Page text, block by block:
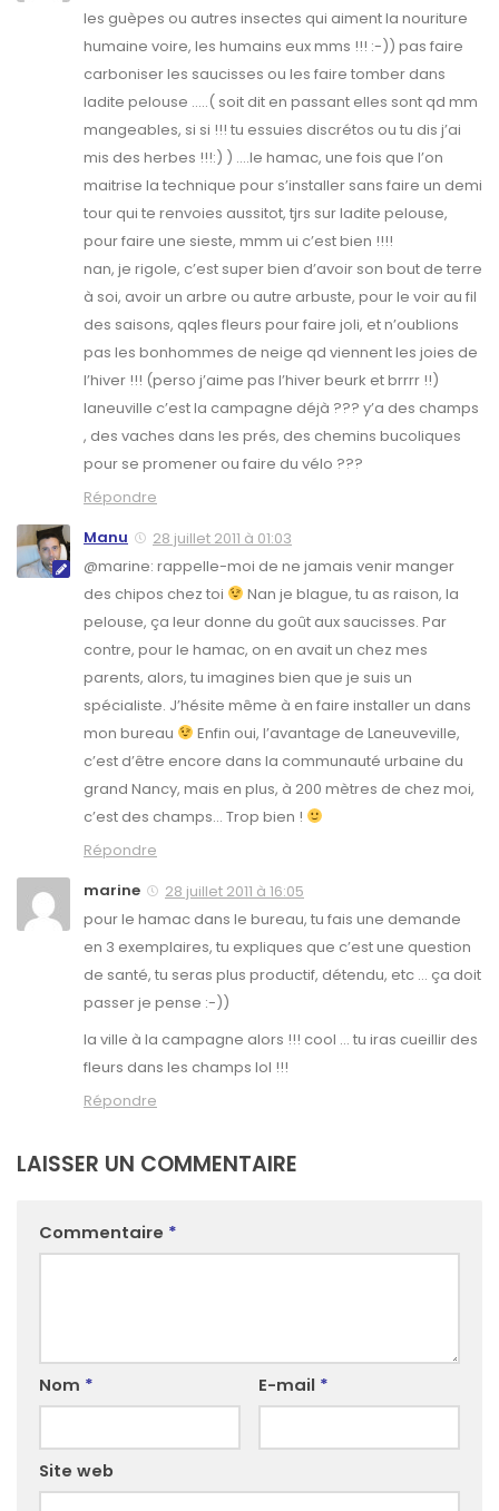
les guèpes ou autres insectes qui aiment la nouriture
humaine voire, les humains eux mms !!! :-)) pas faire
carboniser les saucisses ou les faire tomber dans
ladite pelouse …..( soit dit en passant elles sont qd mm
mangeables, si si !!! tu essuies discrétos ou tu dis j’ai
mis des herbes !!!:) ) ….le hamac, une fois que l’on
maitrise la technique pour s’installer sans faire un demi
tour qui te renvoies aussitot, tjrs sur ladite pelouse,
pour faire une sieste, mmm ui c’est bien !!!!
nan, je rigole, c’est super bien d’avoir son bout de terre
à soi, avoir un arbre ou autre arbuste, pour le voir au fil
des saisons, qqles fleurs pour faire joli, et n’oublions
pas les bonhommes de neige qd viennent les joies de
l’hiver !!! (perso j’aime pas l’hiver beurk et brrrr !!)
laneuville c’est la campagne déjà ??? y’a des champs
, des vaches dans les prés, des chemins bucoliques
pour se promener ou faire du vélo ???
Répondre
Manu
28 juillet 2011 à 01:03
@marine: rappelle-moi de ne jamais venir manger
des chipos chez toi
Nan je blague, tu as raison, la
pelouse, ça leur donne du goût aux saucisses. Par
contre, pour le hamac, on en avait un chez mes
parents, alors, tu imagines bien que je suis un
spécialiste. J’hésite même à en faire installer un dans
mon bureau
Enfin oui, l’avantage de Laneuveville,
c’est d’être encore dans la communauté urbaine du
grand Nancy, mais en plus, à 200 mètres de chez moi,
c’est des champs… Trop bien !
Répondre
marine
28 juillet 2011 à 16:05
pour le hamac dans le bureau, tu fais une demande
en 3 exemplaires, tu expliques que c’est une question
de santé, tu seras plus productif, détendu, etc … ça doit
passer je pense :-))
la ville à la campagne alors !!! cool … tu iras cueillir des
fleurs dans les champs lol !!!
Répondre
LAISSER UN COMMENTAIRE
Commentaire *
Nom * E-mail *
Site web